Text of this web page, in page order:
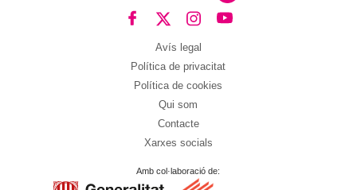
Avís legal
Política de privacitat
Política de cookies
Qui som
Contacte
Xarxes socials
Amb col·laboració de: